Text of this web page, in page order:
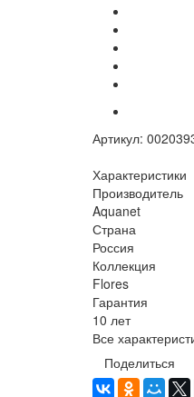
Артикул:
Характеристики
Производитель
Aquanet
Страна
Россия
Коллекция
Flores
Гарантия
10 лет
Все
Поделиться